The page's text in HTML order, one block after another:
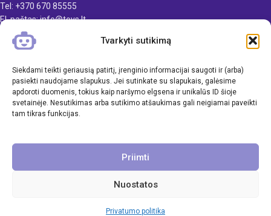
Tvarkyti sutikimą
Siekdami teikti geriausią patirtį, įrenginio informacijai saugoti ir (arba)
pasiekti naudojame slapukus. Jei sutinkate su slapukais, galėsime
apdoroti duomenis, tokius kaip naršymo elgsena ir unikalūs ID šioje
svetainėje. Nesutikimas arba sutikimo atšaukimas gali neigiamai paveikti
tam tikras funkcijas.
Priimti
Nuostatos
Privatumo politika
Tel: +370 670 85555
El. paštas: info@toys.lt
TOYS.LT
KLIENTAMS
INFORMACIJA